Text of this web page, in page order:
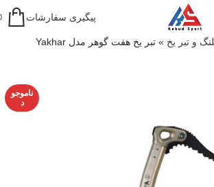
پیگیری سفارشات
و تبر یخ » تبر یخ هفت گوهر مدل Yakhar
ناموجو
د